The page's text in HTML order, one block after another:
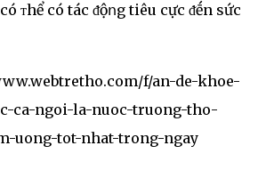
ᴛhể có tác ᵭộոg tiêu cực ᵭḗn sức
f/an-de-khoe-
ca-ngoi-la-nuoc-truong-tho-
uong-tot-nhat-trong-ngay